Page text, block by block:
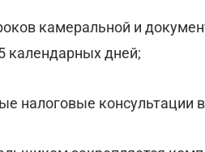
камеральной и
календарных дней;
налоговые консультации